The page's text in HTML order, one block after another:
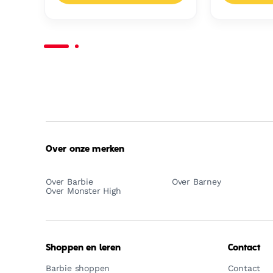
Over onze merken
Over Barbie Over Barney
Over Monster High
Shoppen en leren
Barbie shoppen
Contact
Contact